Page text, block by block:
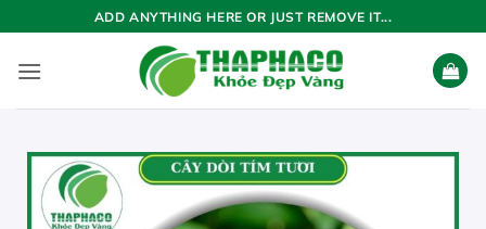
qua
nội
ADD ANYTHING HERE OR JUST REMOVE IT...